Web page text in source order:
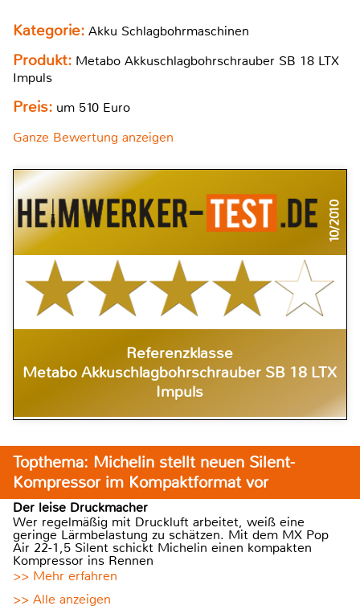
Kategorie: Akku Schlagbohrmaschinen
Produkt: Metabo Akkuschlagbohrschrauber SB 18 LTX
Impuls
Preis: um 510 Euro
Ganze Bewertung anzeigen
10/2010
Referenzklasse
Metabo Akkuschlagbohrschrauber SB 18 LTX
Impuls
Topthema: Michelin stellt neuen Silent-
Kompressor im Kompaktformat vor
Der leise Druckmacher
Wer regelmäßig mit Druckluft arbeitet, weiß eine
geringe Lärmbelastung zu schätzen. Mit dem MX Pop
Air 22-1,5 Silent schickt Michelin einen kompakten
Kompressor ins Rennen
>> Mehr erfahren
>> Alle anzeigen